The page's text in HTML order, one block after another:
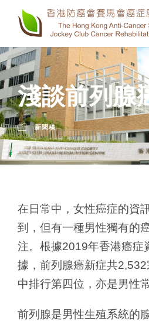
淺談前列腺
新聞稿
在日常中，女性癌症的資
到，但有一種男性獨有的
注。根據2019年香港癌症
據，前列腺癌新症共
中排行第四位，亦是男性
前列腺是男性生殖系統的